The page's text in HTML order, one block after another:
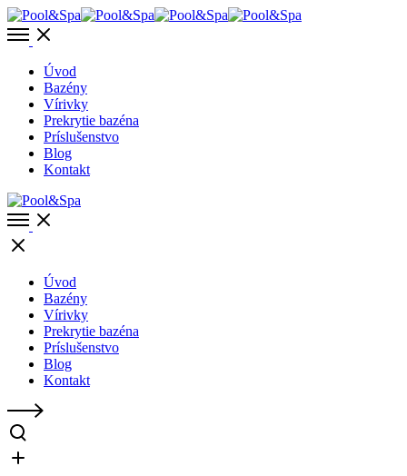
Toggle
offcanvas
Úvod
Bazény
Vírivky
Prekrytie bazéna
Príslušenstvo
Blog
Kontakt
Open
Menu
Close
Úvod
Bazény
Vírivky
Prekrytie bazéna
Príslušenstvo
Blog
Kontakt